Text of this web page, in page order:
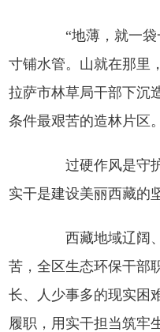
“地薄，就一袋
寸铺水管。山就在那里
拉萨市林草局干部下沉
条件最艰苦的造林片区。
过硬作风是守护
实干是建设美丽西藏的
西藏地域辽阔、
苦，全区生态环保干部
长、人少事多的现实困
履职，用实干担当筑牢